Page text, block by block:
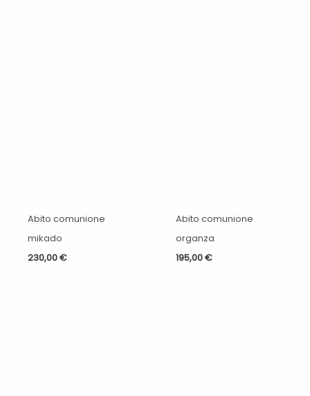
Abito comunione
mikado
230,00€
Abito comunione
organza
195,00€